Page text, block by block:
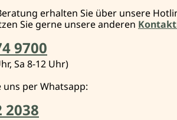
erhalten Sie über unsere
Sie gerne unsere anderen
9700
Sa 8-12 Uhr)
uns per Whatsapp:
2038